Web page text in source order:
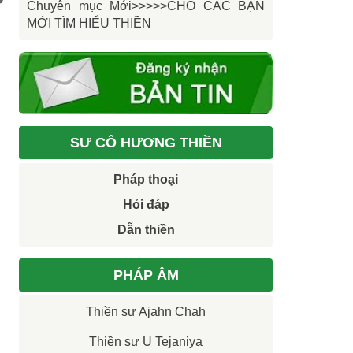
Chuyên mục Mới>>>>>CHO CÁC BẠN
MỚI TÌM HIỂU THIỀN
SƯ CÔ HƯƠNG THIỀN
Pháp thoại
Hỏi đáp
Dẫn thiền
PHÁP ÂM
Thiền sư Ajahn Chah
Thiền sư U Tejaniya